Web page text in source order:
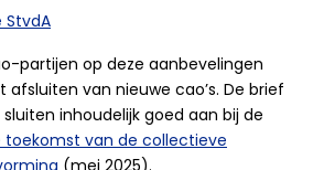
StvdA
partijen op deze aanbevelingen
van nieuwe cao’s. De brief
inhoudelijk goed aan bij de
toekomst van de collectieve
(mei 2025).